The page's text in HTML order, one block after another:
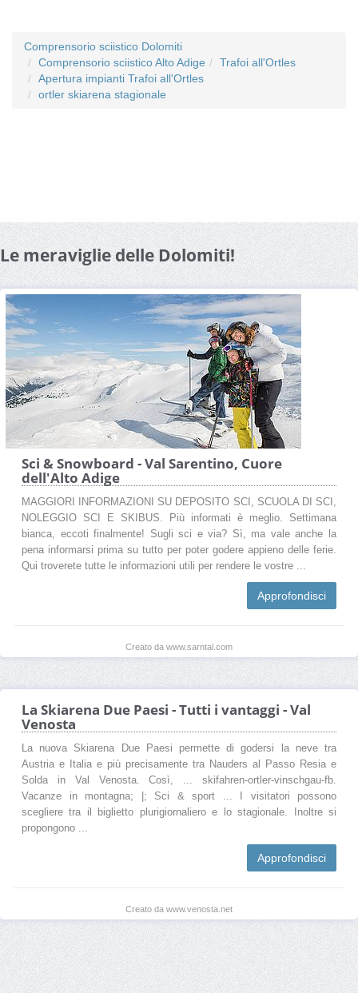
Comprensorio sciistico Dolomiti
Comprensorio sciistico Alto Adige
Trafoi all'Ortles
Apertura impianti Trafoi all'Ortles
ortler skiarena stagionale
Le meraviglie delle Dolomiti!
Sci & Snowboard - Val Sarentino, Cuore
dell'Alto Adige
MAGGIORI INFORMAZIONI SU DEPOSITO SCI, SCUOLA DI SCI,
NOLEGGIO SCI E SKIBUS. Più informati è meglio. Settimana
bianca, eccoti finalmente! Sugli sci e via? Sì, ma vale anche la
pena informarsi prima su tutto per poter godere appieno delle ferie.
Qui troverete tutte le informazioni utili per rendere le vostre ...
Approfondisci
Creato da www.sarntal.com
La Skiarena Due Paesi - Tutti i vantaggi - Val
Venosta
La nuova Skiarena Due Paesi permette di godersi la neve tra
Austria e Italia e più precisamente tra Nauders al Passo Resia e
Solda in Val Venosta. Così, ... skifahren-ortler-vinschgau-fb.
Vacanze in montagna; |; Sci & sport ... I visitatori possono
scegliere tra il biglietto plurigiornaliero e lo stagionale. Inoltre si
propongono ...
Approfondisci
Creato da www.venosta.net